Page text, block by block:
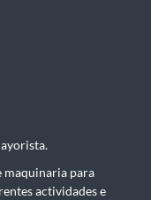
maquinaria para
actividades e